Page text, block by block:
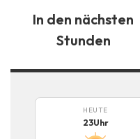
In den nächsten
Stunden
HEUTE
23Uhr